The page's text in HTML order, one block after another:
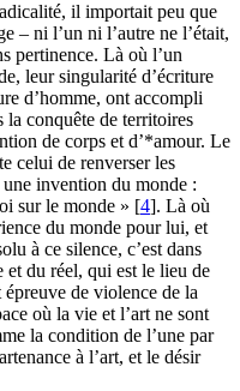
il importait peu que
– ni l’un ni l’autre ne l’était,
pertinence. Là où l’un
leur singularité d’écriture
d’homme, ont accompli
la conquête de territoires
de corps et d’*amour. Le
celui de renverser les
invention du monde :
sur le monde » [4]. Là où
du monde pour lui, et
à ce silence, c’est dans
et du réel, qui est le lieu de
de violence de la
où la vie et l’art ne sont
la condition de l’une par
à l’art, et le désir